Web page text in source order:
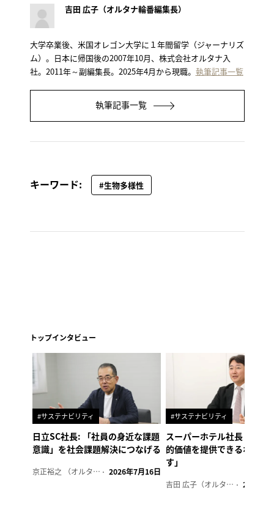
吉田 広子（オルタナ輪番編集長）
大学卒業後、米国オレゴン大学に１年間留学（ジャーナリズ
ム）。日本に帰国後の2007年10月、株式会社オルタナ入
社。2011年～副編集長。2025年4月から現職。 執筆記事一覧
執筆記事一覧
キーワード: #生物多様性
トップインタビュー
#サステナビリティ
日立SC社長: 「社員の身近な課題
意識」を社会課題解決につなげる
京正裕之 （オルタナ副編集長） 2026年7月16日
#サステナビリティ
スーパーホテル社長「地域
的価値を提供できるホテル
す」
吉田 広子（オルタナ輪番編集長） 2026年6